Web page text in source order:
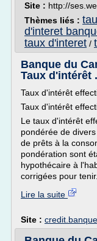
Site : http://
Thèmes liés :
d'interet
taux d'interet /
Banque du
Taux d'intérêt
Taux d'intérêt
Taux d'intérêt
Le taux d'intérêt
pondérée de
de prêts à la
pondération sont
hypothécaire à
corrigées pour
Lire la suite
Site :